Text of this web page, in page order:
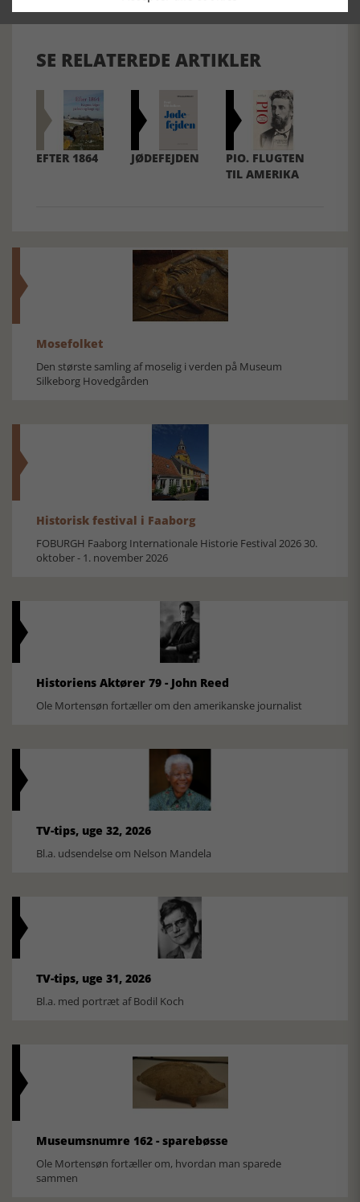
SE RELATEREDE ARTIKLER
EFTER 1864 JØDEFEJDEN
PIO. FLUGTEN
TIL AMERIKA
Mosefolket
Den største samling af moselig i verden på Museum
Silkeborg Hovedgården
Historisk festival i Faaborg
FOBURGH Faaborg Internationale Historie Festival 2026 30.
oktober - 1. november 2026
Historiens Aktører 79 - John Reed
Ole Mortensøn fortæller om den amerikanske journalist
TV-tips, uge 32, 2026
Bl.a. udsendelse om Nelson Mandela
TV-tips, uge 31, 2026
Bl.a. med portræt af Bodil Koch
Museumsnumre 162 - sparebøsse
Ole Mortensøn fortæller om, hvordan man sparede
sammen